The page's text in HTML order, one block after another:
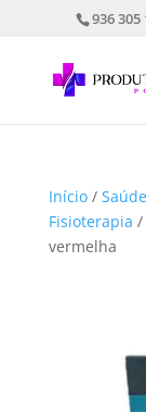
936 305
Início/
Fisioterapia /
vermelha